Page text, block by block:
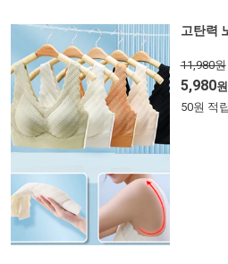
고탄력
11,980원
5,980원
50원 적립